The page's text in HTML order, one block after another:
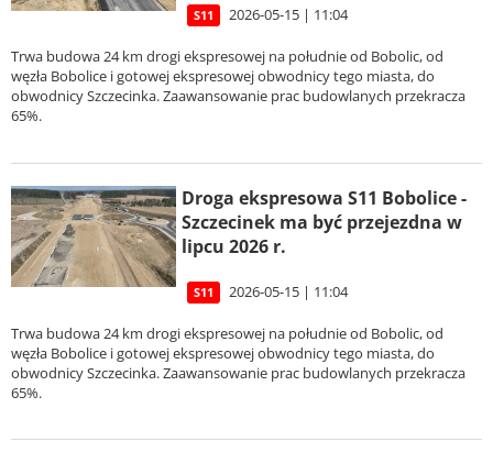
S11 2026-05-15 | 11:04
Trwa budowa 24 km drogi ekspresowej na południe od Bobolic, od
węzła Bobolice i gotowej ekspresowej obwodnicy tego miasta, do
obwodnicy Szczecinka. Zaawansowanie prac budowlanych przekracza
65%.
Droga ekspresowa S11 Bobolice -
Szczecinek ma być przejezdna w
lipcu 2026 r.
S11 2026-05-15 | 11:04
Trwa budowa 24 km drogi ekspresowej na południe od Bobolic, od
węzła Bobolice i gotowej ekspresowej obwodnicy tego miasta, do
obwodnicy Szczecinka. Zaawansowanie prac budowlanych przekracza
65%.